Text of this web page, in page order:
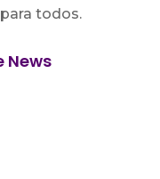
todos.
News